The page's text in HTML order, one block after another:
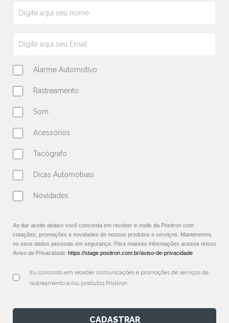
Alarme Automotivo
Rastreamento
Som
Acessórios
Tacógrafo
Dicas Automotivas
Novidades
Ao dar aceite abaixo você concorda em receber e-mails da Pósitron com
cotações, promoções e novidades de nossos produtos e serviços. Manteremos
os seus dados pessoais em segurança. Para maiores informações acesse nosso
Aviso de Privacidade: https://stage.positron.com.br/aviso-de-privacidade
Eu concordo em receber comunicações e promoções de serviços de
rastreamento e/ou produtos Pósitron.
CADASTRAR